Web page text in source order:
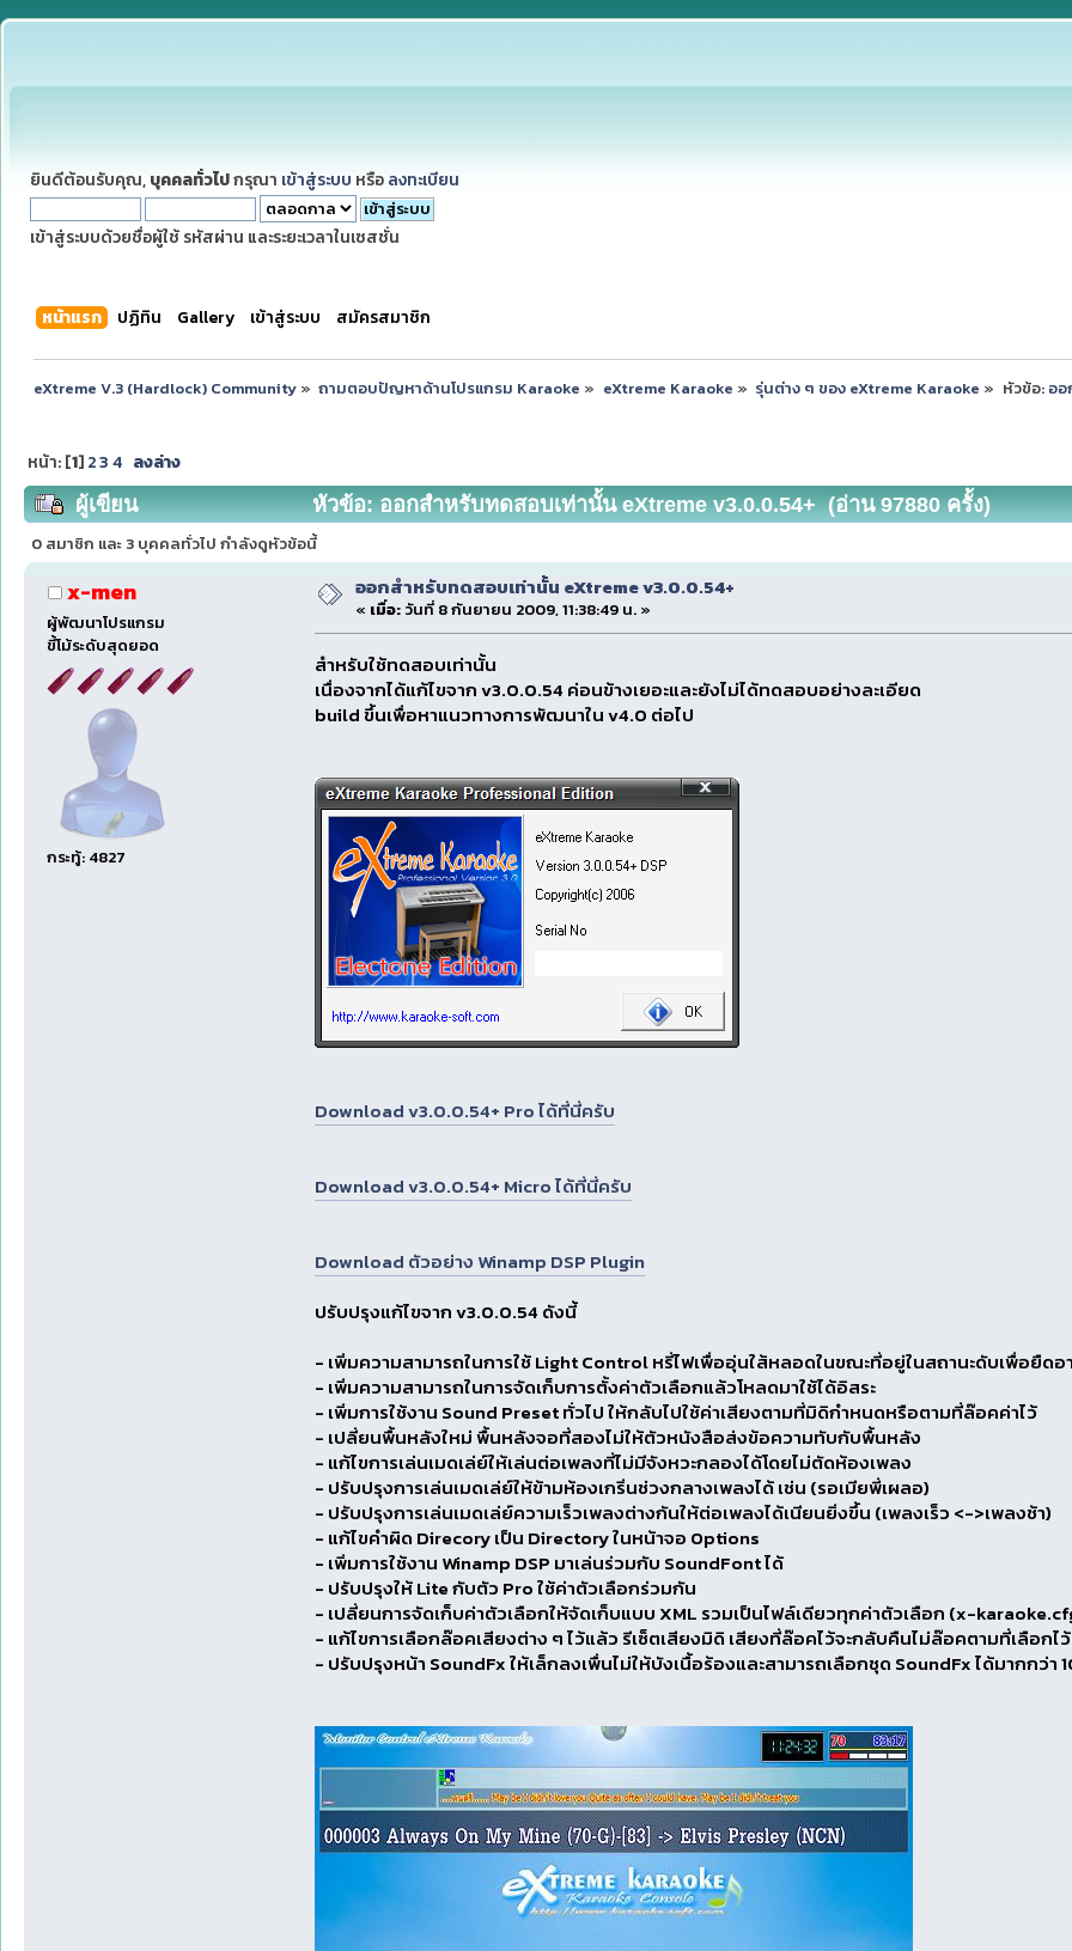
ยินดีต้อนรับคุณ, บุคคลทั่วไปกรุณา เข้าสู่ระบบ หรือ ลงทะเบียน
เข้าสู่ระบบด้วยชื่อผู้ใช้ รหัสผ่าน และระยะเวลาในเซสชั่น
หน้าแรก ปฏิทิน Gallery เข้าสู่ระบบ สมัครสมาชิก
eXtreme V.3 (Hardlock) Community» ถามตอบปัญหาด้านโปรแกรม Karaoke » eXtreme Karaoke » รุ่นต่าง ๆ ของ eXtreme Karaoke » หัวข้อ: ออ
หน้า: [1] 23 4 ลงล่าง
ผู้เขียน หัวข้อ: ออกสำหรับทดสอบเท่านั้น eXtreme v3.0.0.54+ (อ่าน 97880 ครั้ง)
0 สมาชิก และ 3 บุคคลทั่วไป กำลังดูหัวข้อนี้
x-men
ผู้พัฒนาโปรแกรม
ขี้โม้ระดับสุดยอด
กระทู้: 4827
ออกสำหรับทดสอบเท่านั้น eXtreme v3.0.0.54+
« เมื่อ:วันที่ 8 กันยายน 2009, 11:38:49 น. »
สำหรับใช้ทดสอบเท่านั้น
เนื่องจากได้แก้ไขจาก v3.0.0.54 ค่อนข้างเยอะและยังไม่ได้ทดสอบอย่างละเอียด
build ขึ้นเพื่อหาแนวทางการพัฒนาใน v4.0 ต่อไป
Download v3.0.0.54+ Pro ได้ที่นี่ครับ
Download v3.0.0.54+ Micro ได้ที่นี่ครับ
Download ตัวอย่าง Winamp DSP Plugin
ปรับปรุงแก้ไขจาก v3.0.0.54 ดังนี้
- เพิ่มความสามารถในการใช้ Light Control หรี่ไฟเพื่ออุ่นใส้หลอดในขณะที่อยู่ในสถานะดับเพื่อยืด
- เพิ่มความสามารถในการจัดเก็บการตั้งค่าตัวเลือกแล้วโหลดมาใช้ได้อิสระ
- เพิ่มการใช้งาน Sound Preset ทั่วไป ให้กลับไปใช้ค่าเสียงตามที่มิดิกำหนดหรือตามที่ล๊อคค่าไว้
- เปลี่ยนพื้นหลังใหม่ พื้นหลังจอที่สองไม่ให้ตัวหนังสือส่งข้อความทับกับพื้นหลัง
- แก้ไขการเล่นเมดเล่ย์ให้เล่นต่อเพลงที่ไม่มีจังหวะกลองได้โดยไม่ตัดห้องเพลง
- ปรับปรุงการเล่นเมดเล่ย์ให้ข้ามห้องเกริ่นช่วงกลางเพลงได้ เช่น (รอเมียพี่เผลอ)
- ปรับปรุงการเล่นเมดเล่ย์ความเร็วเพลงต่างกันให้ต่อเพลงได้เนียนยิ่งขึ้น (เพลงเร็ว <->เพลงช้า)
- แก้ไขคำผิด Direcory เป็น Directory ในหน้าจอ Options
- เพิ่มการใช้งาน Winamp DSP มาเล่นร่วมกับ SoundFont ได้
- ปรับปรุงให้ Lite กับตัว Pro ใช้ค่าตัวเลือกร่วมกัน
- เปลี่ยนการจัดเก็บค่าตัวเลือกให้จัดเก็บแบบ XML รวมเป็นไฟล์เดียวทุกค่าตัวเลือก (x-
- แก้ไขการเลือกล๊อคเสียงต่าง ๆ ไว้แล้ว รีเซ็ตเสียงมิดิ เสียงที่ล๊อคไว้จะกลับคืนไม่ล๊อคตามที่เลือกไว้
- ปรับปรุงหน้า SoundFx ให้เล็กลงเพื่นไม่ให้บังเนื้อร้องและสามารถเลือกชุด SoundFx ได้มากกว่า